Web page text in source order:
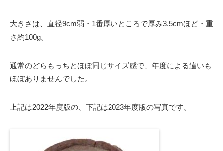
大きさは、直径9cm弱・1番厚いところで厚み3.5cmほど・重
さ約100g。
通常のどらもっちとほぼ同じサイズ感で、年度による違いも
ほぼありませんでした。
上記は2022年度版の、下記は2023年度版の写真です。